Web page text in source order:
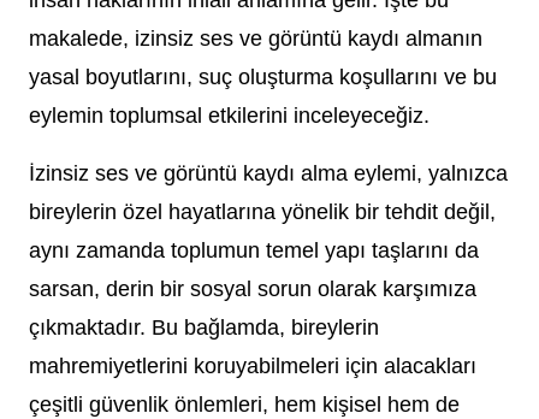
makalede, izinsiz ses ve görüntü kaydı almanın
yasal boyutlarını, suç oluşturma koşullarını ve bu
eylemin toplumsal etkilerini inceleyeceğiz.
İzinsiz ses ve görüntü kaydı alma eylemi, yalnızca
bireylerin özel hayatlarına yönelik bir tehdit değil,
aynı zamanda toplumun temel yapı taşlarını da
sarsan, derin bir sosyal sorun olarak karşımıza
çıkmaktadır. Bu bağlamda, bireylerin
mahremiyetlerini koruyabilmeleri için alacakları
çeşitli güvenlik önlemleri, hem kişisel hem de